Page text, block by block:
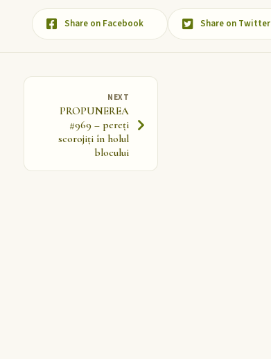
Share on Facebook Share on Twitter
NEXT
PROPUNEREA
#969 – pereți
scorojiți în holul
blocului